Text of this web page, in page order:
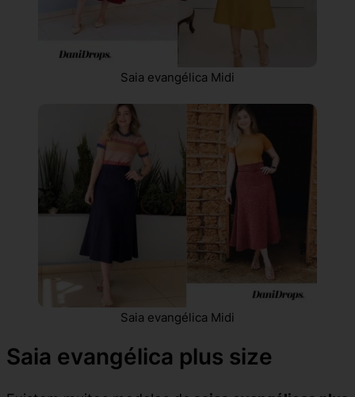
Saia evangélica Midi
Saia evangélica Midi
Saia evangélica plus size